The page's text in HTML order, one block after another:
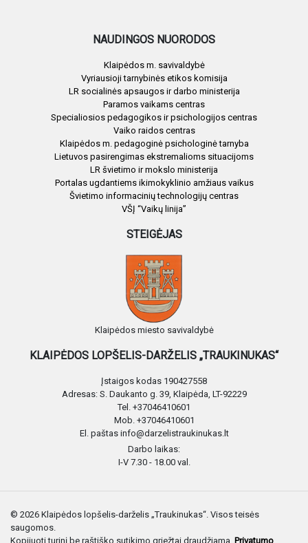
NAUDINGOS NUORODOS
Klaipėdos m. savivaldybė
Vyriausioji tarnybinės etikos komisija
LR socialinės apsaugos ir darbo ministerija
Paramos vaikams centras
Specialiosios pedagogikos ir psichologijos centras
Vaiko raidos centras
Klaipėdos m. pedagoginė psichologinė tarnyba
Lietuvos pasirengimas ekstremalioms situacijoms
LR švietimo ir mokslo ministerija
Portalas ugdantiems ikimokyklinio amžiaus vaikus
Švietimo informacinių technologijų centras
VŠĮ “Vaikų linija”
STEIGĖJAS
Klaipėdos miesto savivaldybė
KLAIPĖDOS LOPŠELIS-DARŽELIS „TRAUKINUKAS“
Įstaigos kodas 190427558
Adresas: S. Daukanto g. 39, Klaipėda, LT-92229
Tel. +37046410601
Mob. +37046410601
El. paštas info@darzelistraukinukas.lt
Darbo laikas:
I-V 7.30 - 18.00 val.
© 2026 Klaipėdos lopšelis-darželis „Traukinukas“. Visos teisės
saugomos.
Kopijuoti turinį be raštiško sutikimo griežtai draudžiama. Privatumo